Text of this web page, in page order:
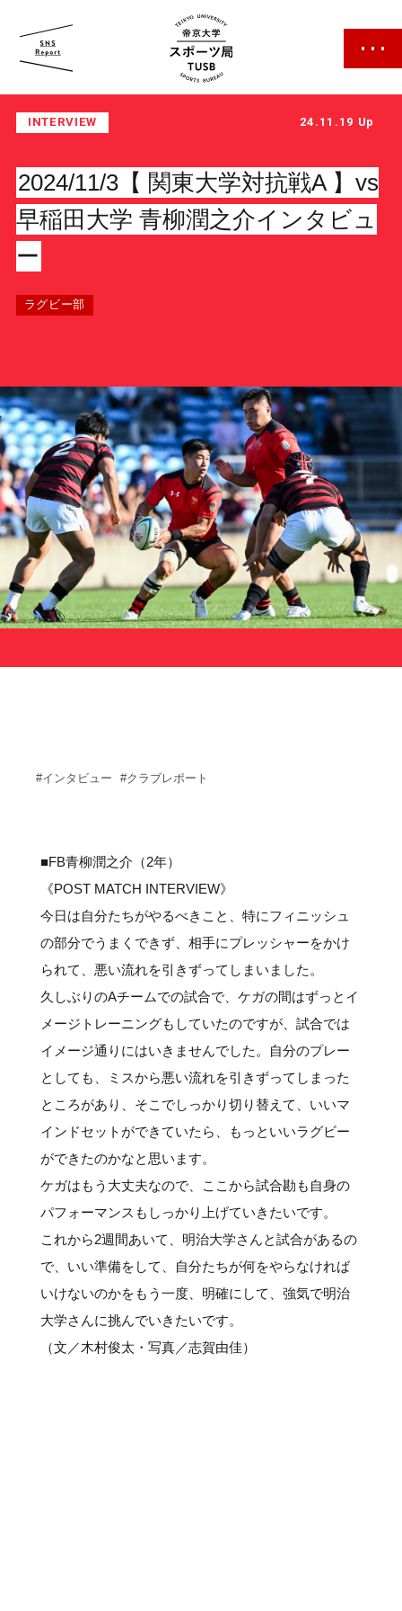
帝京大学 スポーツ局
クラブ紹介
サポーターの会カレンダー
お知らせ
サポート情報
運動部支援
お問い合わせ
プライバシーポリシー
#メディア情報#キャンプ
INTERVIEW 24.11.19 Up
2024/11/3【 関東大学対抗戦A 】vs
早稲田大学 青柳潤之介インタビュ
ー
ラグビー部
#インタビュー #クラブレポート
■FB青柳潤之介（2年）
《POST MATCH INTERVIEW》
今日は自分たちがやるべきこと、特にフィニッシュ
の部分でうまくできず、相手にプレッシャーをかけ
られて、悪い流れを引きずってしまいました。
久しぶりのAチームでの試合で、ケガの間はずっとイ
メージトレーニングもしていたのですが、試合では
イメージ通りにはいきませんでした。自分のプレー
としても、ミスから悪い流れを引きずってしまった
ところがあり、そこでしっかり切り替えて、いいマ
インドセットができていたら、もっといいラグビー
ができたのかなと思います。
ケガはもう大丈夫なので、ここから試合勘も自身の
パフォーマンスもしっかり上げていきたいです。
これから2週間あいて、明治大学さんと試合があるの
で、いい準備をして、自分たちが何をやらなければ
いけないのかをもう一度、明確にして、強気で明治
大学さんに挑んでいきたいです。
（文／木村俊太・写真／志賀由佳）